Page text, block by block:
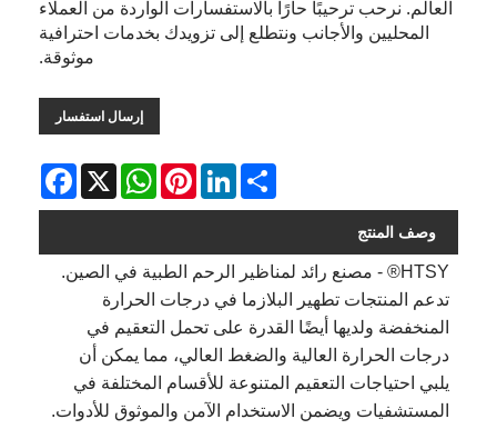
العالم. نرحب ترحيبًا حارًا بالاستفسارات الواردة من العملاء
المحليين والأجانب ونتطلع إلى تزويدك بخدمات احترافية
موثوقة.
إرسال استفسار
Facebook X
WhatsAppPinterestLinkedInShare
وصف المنتج
HTSY® - مصنع رائد لمناظير الرحم الطبية في الصين.
تدعم المنتجات تطهير البلازما في درجات الحرارة
المنخفضة ولديها أيضًا القدرة على تحمل التعقيم في
درجات الحرارة العالية والضغط العالي، مما يمكن أن
يلبي احتياجات التعقيم المتنوعة للأقسام المختلفة في
المستشفيات ويضمن الاستخدام الآمن والموثوق للأدوات.